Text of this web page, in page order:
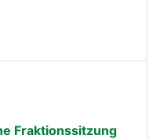
Fraktionssitzung